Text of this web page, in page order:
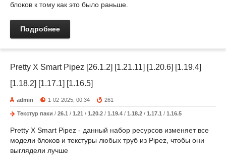
блоков к тому как это было раньше.
Подробнее
Pretty X Smart Pipez [26.1.2] [1.21.11] [1.20.6] [1.19.4]
[1.18.2] [1.17.1] [1.16.5]
admin 1-02-2025, 00:34 261
Текстур паки / 26.1 / 1.21 / 1.20.2 / 1.19.4 / 1.18.2 / 1.17.1 / 1.16.5
Pretty X Smart Pipez - данный набор ресурсов изменяет все
модели блоков и текстуры любых труб из Pipez, чтобы они
выглядели лучше